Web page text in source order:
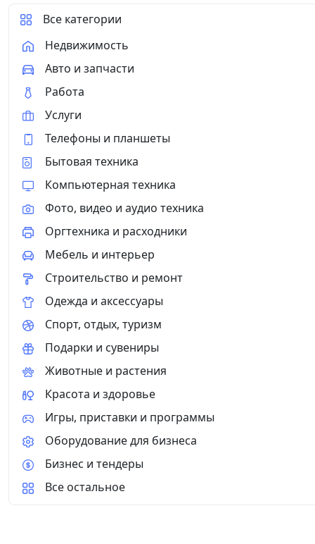
Все категории
Недвижимость
Авто и запчасти
Работа
Услуги
Телефоны и планшеты
Бытовая техника
Компьютерная техника
Фото, видео и аудио техника
Оргтехника и расходники
Мебель и интерьер
Строительство и ремонт
Одежда и аксессуары
Спорт, отдых, туризм
Подарки и сувениры
Животные и растения
Красота и здоровье
Игры, приставки и программы
Оборудование для бизнеса
Бизнес и тендеры
Все остальное